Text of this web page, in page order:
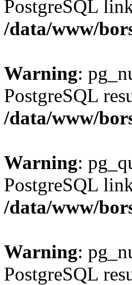
PostgreSQL
/data/www/
Warning:
PostgreSQL
/data/www/
Warning:
PostgreSQL
/data/www/
Warning:
PostgreSQL